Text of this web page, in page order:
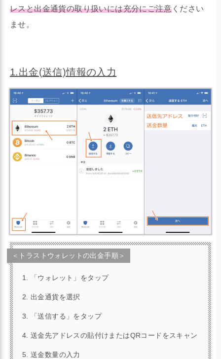
レスと出金通貨の取り扱いには充分にご注意 ください
ませ。
1.出金(送信)情報の入力
＜トラストウォレットの出金手順＞
「ウォレット」をタップ
出金通貨を選択
「送信する」をタップ
送金先アドレスの貼付けまたはQRコードをスキャン
送金数量の入力